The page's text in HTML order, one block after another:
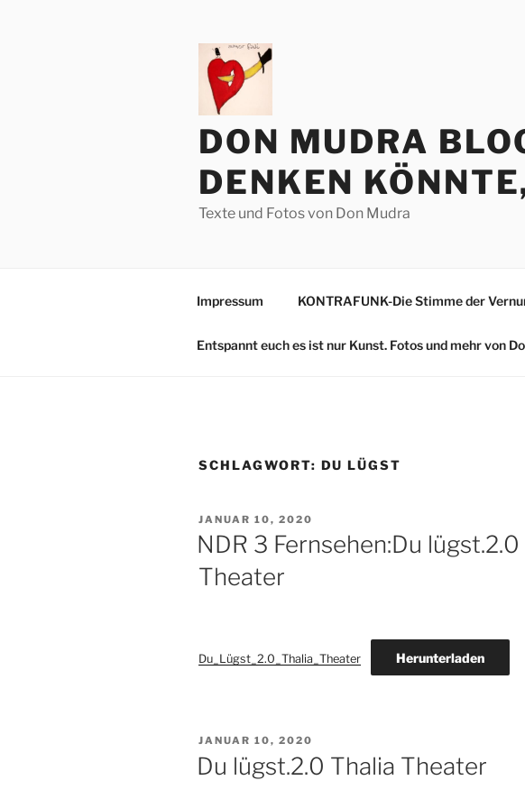
DON MUDRA
DENKEN
Texte und Fotos von Don Mudra
Impressum KONTRAFUNK-Die Stimme der
Entspannt euch es ist nur Kunst. Fotos und mehr von
SCHLAGWORT: DU LÜGST
VERÖFFENTLICHT
AM
JANUAR 10, 2020
NDR 3 Fernsehen:Du
Theater
Du_Lügst_2.0_Thalia_Theater Herunterladen
VERÖFFENTLICHT
AM
JANUAR 10, 2020
Du lügst.2.0 Thalia Theater